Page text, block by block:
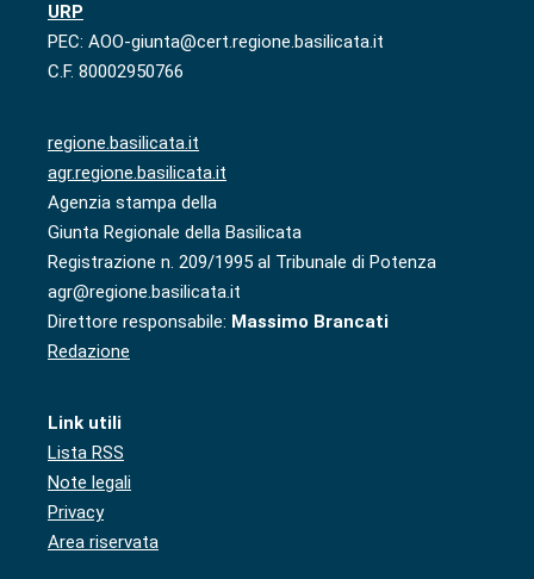
URP
PEC: AOO-giunta@cert.regione.basilicata.it
C.F. 80002950766
regione.basilicata.it
agr.regione.basilicata.it
Agenzia stampa della
Giunta Regionale della Basilicata
Registrazione n. 209/1995 al Tribunale di Potenza
agr@regione.basilicata.it
Direttore responsabile: Massimo Brancati
Redazione
Link utili
Lista RSS
Note legali
Privacy
Area riservata